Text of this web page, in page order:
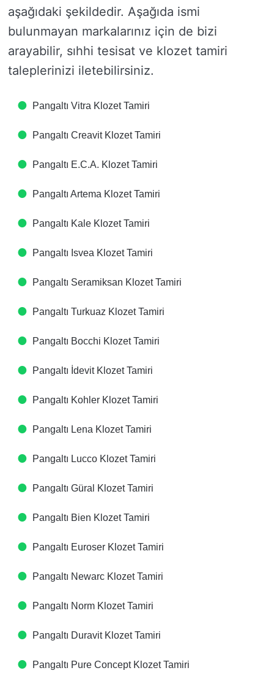
aşağıdaki şekildedir. Aşağıda ismi
bulunmayan markalarınız için de bizi
arayabilir, sıhhi tesisat ve klozet tamiri
taleplerinizi iletebilirsiniz.
Pangaltı Vitra Klozet Tamiri
Pangaltı Creavit Klozet Tamiri
Pangaltı E.C.A. Klozet Tamiri
Pangaltı Artema Klozet Tamiri
Pangaltı Kale Klozet Tamiri
Pangaltı Isvea Klozet Tamiri
Pangaltı Seramiksan Klozet Tamiri
Pangaltı Turkuaz Klozet Tamiri
Pangaltı Bocchi Klozet Tamiri
Pangaltı İdevit Klozet Tamiri
Pangaltı Kohler Klozet Tamiri
Pangaltı Lena Klozet Tamiri
Pangaltı Lucco Klozet Tamiri
Pangaltı Güral Klozet Tamiri
Pangaltı Bien Klozet Tamiri
Pangaltı Euroser Klozet Tamiri
Pangaltı Newarc Klozet Tamiri
Pangaltı Norm Klozet Tamiri
Pangaltı Duravit Klozet Tamiri
Pangaltı Pure Concept Klozet Tamiri